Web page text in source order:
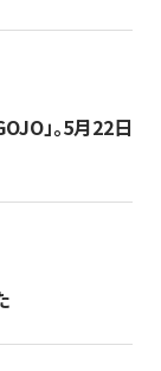
」。5月22日